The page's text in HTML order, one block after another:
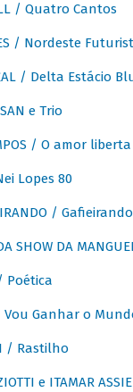
/ Quatro Cantos
/ Nordeste
/ Delta Estácio
e Trio
/ O amor liberta
Lopes 80
/
SHOW DA
Poética
Vou Ganhar o
/ Rastilho
e ITAMAR